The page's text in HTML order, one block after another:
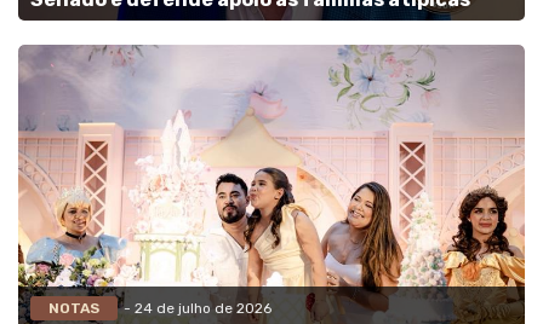
NOTAS - 24 de julho de 2026